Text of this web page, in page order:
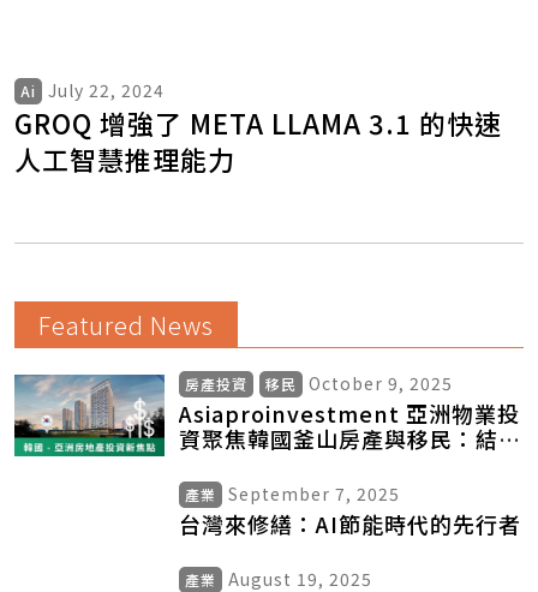
Ai July 22, 2024
GROQ 增強了 META LLAMA 3.1 的快速
人工智慧推理能力
Featured News
房產投資 移民 October 9, 2025
Asiaproinvestment 亞洲物業投
資聚焦韓國釜山房產與移民：結合
推出濱海住宅解決方案並啟動
11/24–11/27 釜山考察團
產業 September 7, 2025
台灣來修繕：AI節能時代的先行者
產業 August 19, 2025